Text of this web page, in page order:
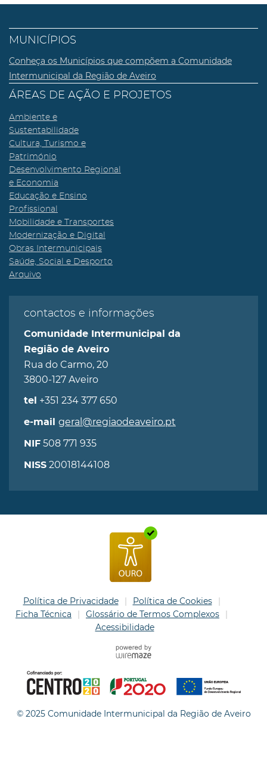
MUNICÍPIOS
Conheça os Municípios que compõem a Comunidade
Intermunicipal da Região de Aveiro
ÁREAS DE AÇÃO E PROJETOS
Ambiente e
Sustentabilidade
Cultura, Turismo e
Património
Desenvolvimento Regional
e Economia
Educação e Ensino
Profissional
Mobilidade e Transportes
Modernização e Digital
Obras Intermunicipais
Saúde, Social e Desporto
Arquivo
contactos e informações
Comunidade Intermunicipal da
Região de Aveiro
Rua do Carmo, 20
3800-127 Aveiro
tel +351 234 377 650
e-mail geral@regiaodeaveiro.pt
NIF 508 771 935
NISS 20018144108
Política de Privacidade
Política de Cookies
Ficha Técnica
Glossário de Termos Complexos
Acessibilidade
© 2025 Comunidade Intermunicipal da Região de Aveiro